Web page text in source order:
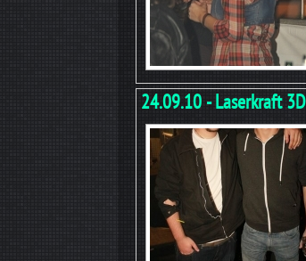
24.09.10 - Laserkraft 3D